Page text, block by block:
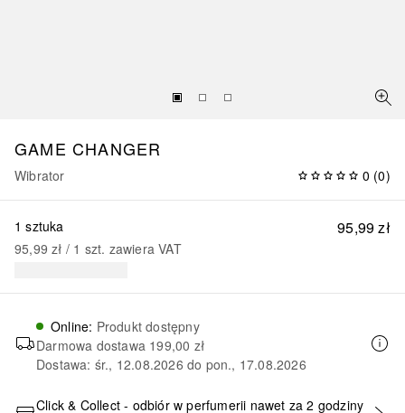
GAME CHANGER
Wibrator 0 (0)
95,99 zł
1 sztuka
95,99 zł / 1 szt. zawiera VAT
Online: Produkt dostępny
Darmowa dostawa 199,00 zł
Dostawa: śr., 12.08.2026 do pon., 17.08.2026
Click & Collect - odbiór w perfumerii nawet za 2 godziny